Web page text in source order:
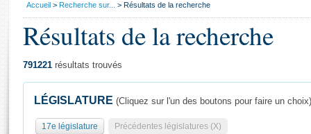
Général
Vous
Accueil Recherche sur... Résultats de la recherche
Résultats de la recherche
791221 résultats trouvés
LÉGISLATURE (Cliquez sur l'un des boutons pour faire un choix)
17e législature Précédentes législatures (X)